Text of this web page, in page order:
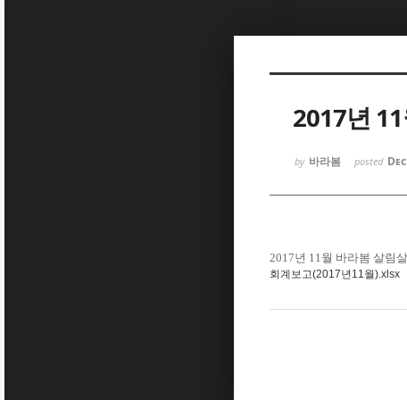
2017년
by 바라봄 posted
2017년 11월 바라봄 살림
회계보고(2017년11월).xlsx
Sketchbook5, 스케치북5
Sketchbook5, 스케치북5